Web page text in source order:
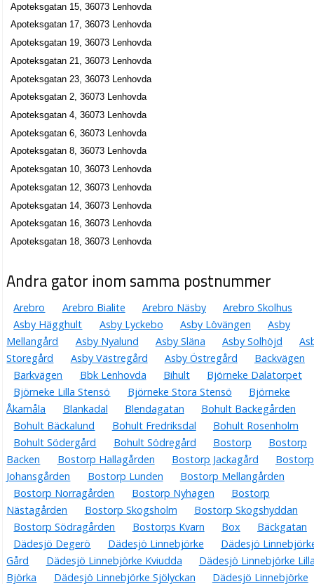
Apoteksgatan 15, 36073 Lenhovda
Apoteksgatan 17, 36073 Lenhovda
Apoteksgatan 19, 36073 Lenhovda
Apoteksgatan 21, 36073 Lenhovda
Apoteksgatan 23, 36073 Lenhovda
Apoteksgatan 2, 36073 Lenhovda
Apoteksgatan 4, 36073 Lenhovda
Apoteksgatan 6, 36073 Lenhovda
Apoteksgatan 8, 36073 Lenhovda
Apoteksgatan 10, 36073 Lenhovda
Apoteksgatan 12, 36073 Lenhovda
Apoteksgatan 14, 36073 Lenhovda
Apoteksgatan 16, 36073 Lenhovda
Apoteksgatan 18, 36073 Lenhovda
Andra gator inom samma postnummer
Arebro Arebro Bialite Arebro Näsby
Arebro Skolhus
Asby Hägghult
Asby Lyckebo Asby Lövängen
Asby
Mellangård
Asby Nyalund Asby Släna Asby Solhöjd
Storegård
Asby Västregård Asby Östregård
Backvägen
Barkvägen
Bbk Lenhovda Bihult
Björneke Dalatorpet
Björneke Lilla Stensö
Björneke Stora Stensö
Björneke
Åkamåla
Blankadal Blendagatan
Bohult Backegården
Bohult Bäckalund
Bohult Fredriksdal
Bohult Rosenholm
Bohult Södergård
Bohult Södregård Bostorp
Bostorp
Backen
Bostorp Hallagården Bostorp Jackagård
Bostorp
Johansgården
Bostorp Lunden
Bostorp Mellangården
Bostorp Norragården
Bostorp Nyhagen
Bostorp
Nästagården
Bostorp Skogsholm
Bostorp Skogshyddan
Bostorp Södragården
Bostorps Kvarn Box
Bäckgatan
Dädesjö Degerö
Dädesjö Linnebjörke
Dädesjö
Gård
Dädesjö Linnebjörke Kviudda
Dädesjö Linnebjörke
Björka
Dädesjö Linnebjörke Sjölyckan
Dädesjö Linnebjörke